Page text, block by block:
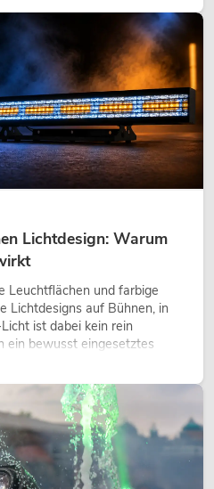
Bag
Lichtdesign: Warum
Leuchtflächen und farbige
Lichtdesigns auf Bühnen, in
ist dabei kein rein
ein bewusst eingesetztes
gibt Szenen